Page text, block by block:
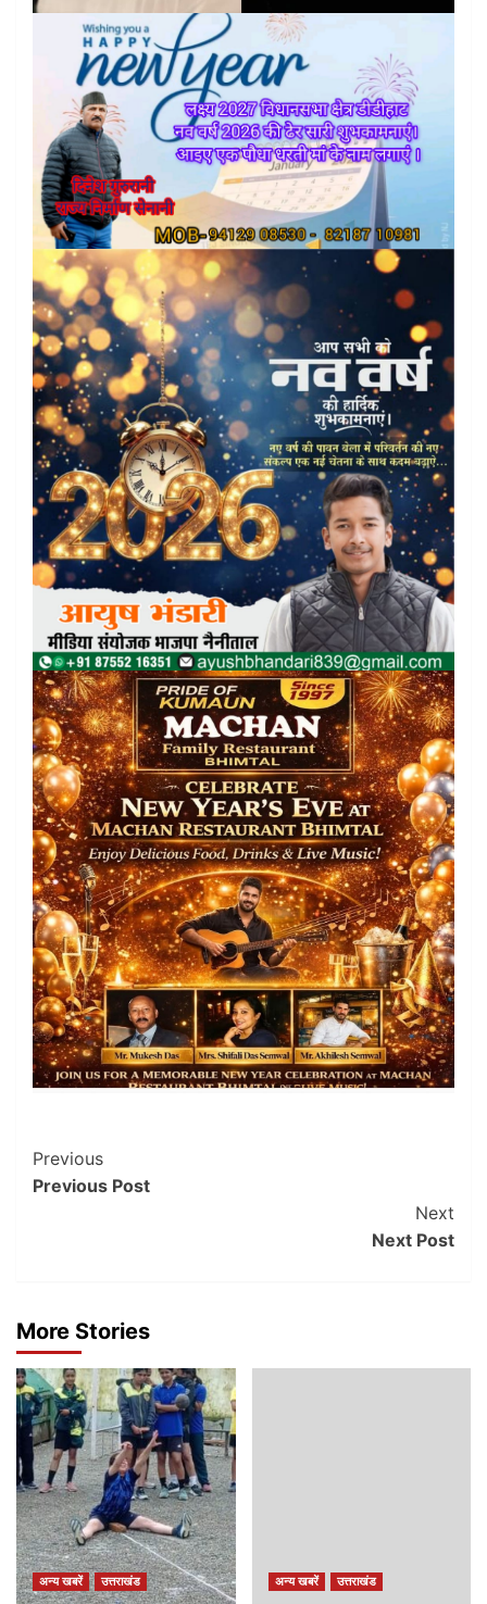
Post
Navigation
Previous
Previous Post
Next
Next Post
More Stories
अन्य खबरें उत्तराखंड अन्य खबरें उत्तराखंड